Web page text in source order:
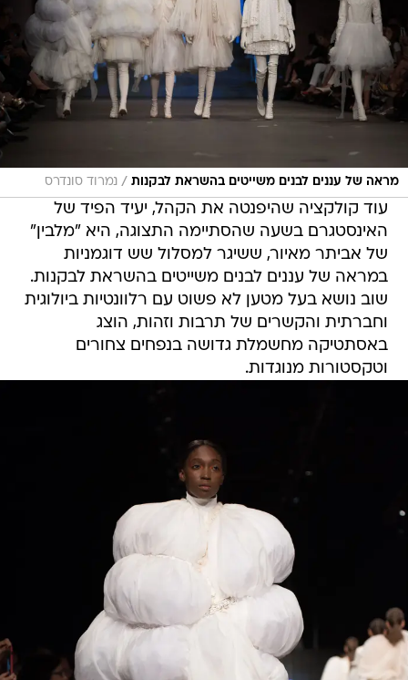
מראה של עננים לבנים משייטים בהשראת לבקנות / נמרוד סונדרס
עוד קולקציה שהיפנטה את הקהל, יעיד הפיד של
האינסטגרם בשעה שהסתיימה התצוגה, היא "מלבין"
של אביתר מאיור, ששיגר למסלול שש דוגמניות
במראה של עננים לבנים משייטים בהשראת לבקנות.
שוב נושא בעל מטען לא פשוט עם רלוונטיות ביולוגית
וחברתית והקשרים של תרבות וזהות, הוצג
באסתטיקה מחשמלת גדושה בנפחים צחורים
וטקסטורות מנוגדות.